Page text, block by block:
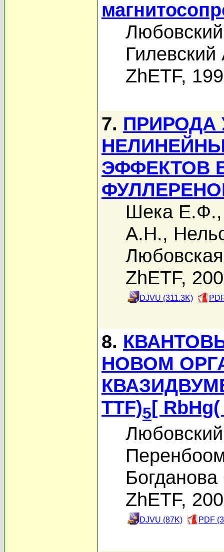
Гилевский
ZhETF,
7. ПРИРОДА
ЭФФЕКТОВ
Шека Е.Ф.
А.Н.,
ZhETF,
DJVU (311.3K)
8.
НОВОМ
TTF)5[
ZhETF,
DJVU (87K) PDF